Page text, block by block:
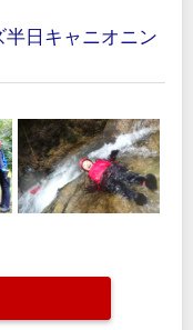
半日キャニオニン